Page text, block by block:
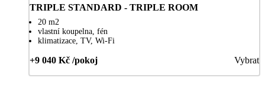
TRIPLE STANDARD - TRIPLE ROOM
20 m2
vlastní koupelna, fén
klimatizace, TV, Wi-Fi
+9 040 Kč /pokoj Vybrat